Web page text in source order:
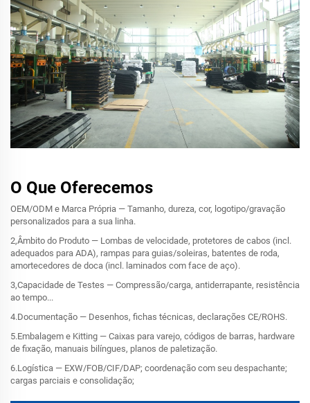
O Que Oferecemos
OEM/ODM e Marca Própria — Tamanho, dureza, cor, logotipo/gravação
personalizados para a sua linha.
2,Âmbito do Produto — Lombas de velocidade, protetores de cabos (incl.
adequados para ADA), rampas para guias/soleiras, batentes de roda,
amortecedores de doca (incl. laminados com face de aço).
3,Capacidade de Testes — Compressão/carga, antiderrapante, resistência
ao tempo...
4.Documentação — Desenhos, fichas técnicas, declarações CE/ROHS.
5.Embalagem e Kitting — Caixas para varejo, códigos de barras, hardware
de fixação, manuais bilíngues, planos de paletização.
6.Logística — EXW/FOB/CIF/DAP; coordenação com seu despachante;
cargas parciais e consolidação;